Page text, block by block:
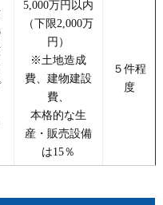
5,000万円以内
（下限2,000万
円）
※土地造成
費、建物建設
費、
本格的な生
産・販売設備
は15％
５件程
度